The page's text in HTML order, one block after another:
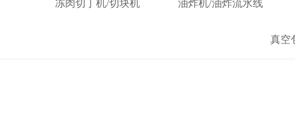
冻肉切丁机/切块机 油炸机/油炸流水线
真空